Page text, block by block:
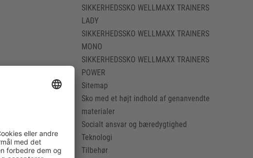
SIKKERHEDSSKO WELLMAXX TRAINERS
LADY
SIKKERHEDSSKO WELLMAXX TRAINERS
MONO
SIKKERHEDSSKO WELLMAXX TRAINERS
POWER
Sitemap
Sko med et højt indhold af genanvendte
materialer
Socialt ansvar og bæredygtighed
Teknologi
Tilbehør